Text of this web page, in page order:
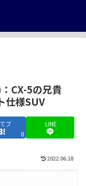
CX-5の兄貴
仕様SUV
ブ
0
LINE
2022.06.18